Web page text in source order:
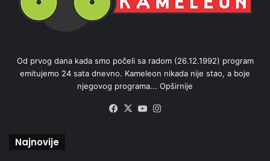
Od prvog dana kada smo počeli sa radom (26.12.1992) program
emitujemo 24 sata dnevno. Kameleon nikada nije stao, a boje
njegovog programa... Opširnije
Facebook
X YouTube
Najnovije